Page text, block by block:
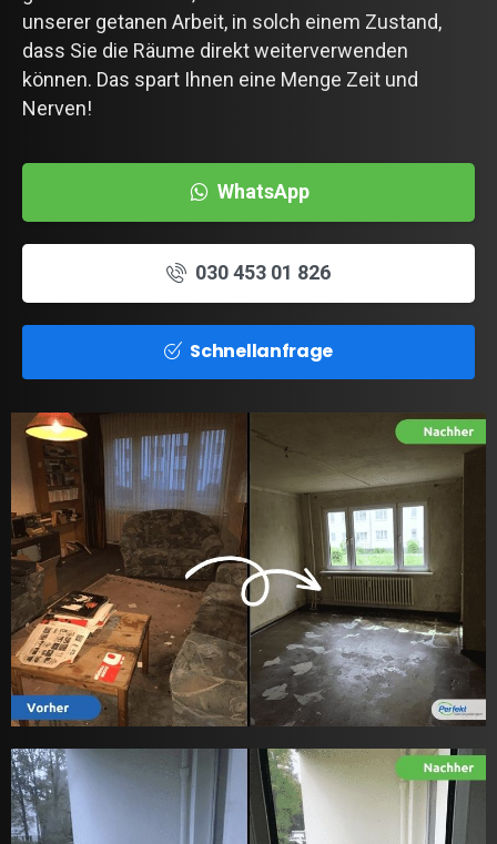
unserer getanen Arbeit, in solch einem Zustand,
dass Sie die Räume direkt weiterverwenden
können. Das spart Ihnen eine Menge Zeit und
Nerven!
WhatsApp
030 453 01 826
Schnellanfrage